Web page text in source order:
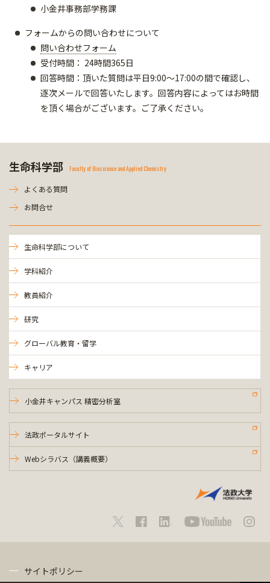
小金井事務部学務課
フォームからの問い合わせについて
問い合わせフォーム
受付時間： 24時間365日
回答時間：頂いた質問は平日9:00～17:00の間で確認し、
逐次メールで回答いたします。回答内容によってはお時間
を頂く場合がございます。ご了承ください。
生命科学部 Faculty of Bioscience and Applied Chemistry
よくある質問
お問合せ
生命科学部について
学科紹介
教員紹介
研究
グローバル教育・留学
キャリア
小金井キャンパス 精密分析室
法政ポータルサイト
Webシラバス（講義概要）
サイトポリシー